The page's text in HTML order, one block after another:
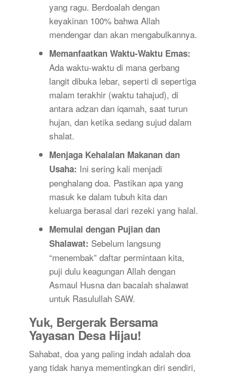
yang ragu. Berdoalah dengan
keyakinan 100% bahwa Allah
mendengar dan akan mengabulkannya.
Memanfaatkan Waktu-Waktu Emas:
Ada waktu-waktu di mana gerbang
langit dibuka lebar, seperti di sepertiga
malam terakhir (waktu tahajud), di
antara adzan dan iqamah, saat turun
hujan, dan ketika sedang sujud dalam
shalat.
Menjaga Kehalalan Makanan dan
Usaha: Ini sering kali menjadi
penghalang doa. Pastikan apa yang
masuk ke dalam tubuh kita dan
keluarga berasal dari rezeki yang halal.
Memulai dengan Pujian dan
Shalawat: Sebelum langsung
“menembak” daftar permintaan kita,
puji dulu keagungan Allah dengan
Asmaul Husna dan bacalah shalawat
untuk Rasulullah SAW.
Yuk, Bergerak Bersama
Yayasan Desa Hijau!
Sahabat, doa yang paling indah adalah doa
yang tidak hanya mementingkan diri sendiri,